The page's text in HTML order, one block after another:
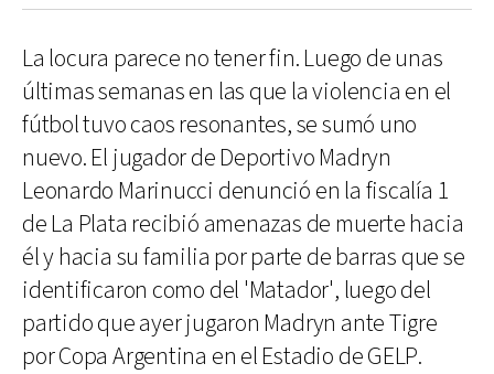
La locura parece no tener fin. Luego de unas
últimas semanas en las que la violencia en el
fútbol tuvo caos resonantes, se sumó uno
nuevo. El jugador de Deportivo Madryn
Leonardo Marinucci denunció en la fiscalía 1
de La Plata recibió amenazas de muerte hacia
él y hacia su familia por parte de barras que se
identificaron como del 'Matador', luego del
partido que ayer jugaron Madryn ante Tigre
por Copa Argentina en el Estadio de GELP.